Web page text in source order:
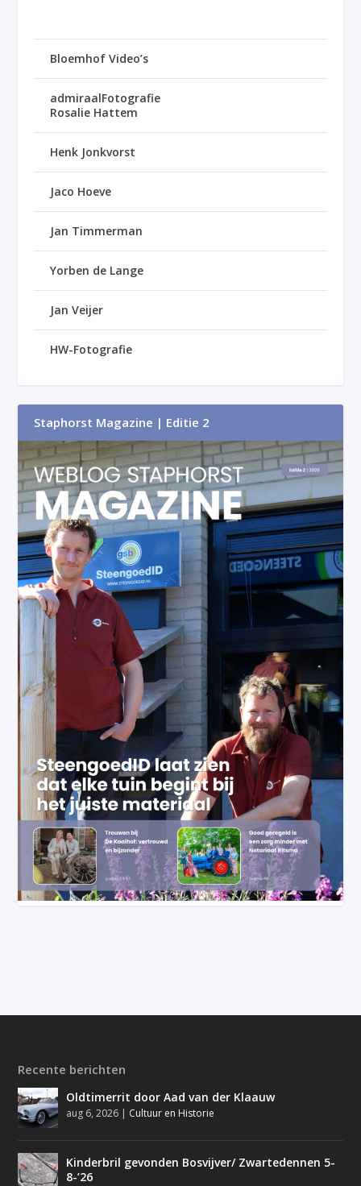
Bloemhof Video’s
admiraalFotografie
Rosalie Hattem
Henk Jonkvorst
Jaco Hoeve
Jan Timmerman
Yorben de Lange
Jan Veijer
HW-Fotografie
Staphorst Magazine | Editie 2
Recente berichten
Oldtimerrit door Aad van der Klaauw
aug 6, 2026 | Cultuur en Historie
Kinderbril gevonden Bosvijver/ Zwartedennen 5-
8-’26